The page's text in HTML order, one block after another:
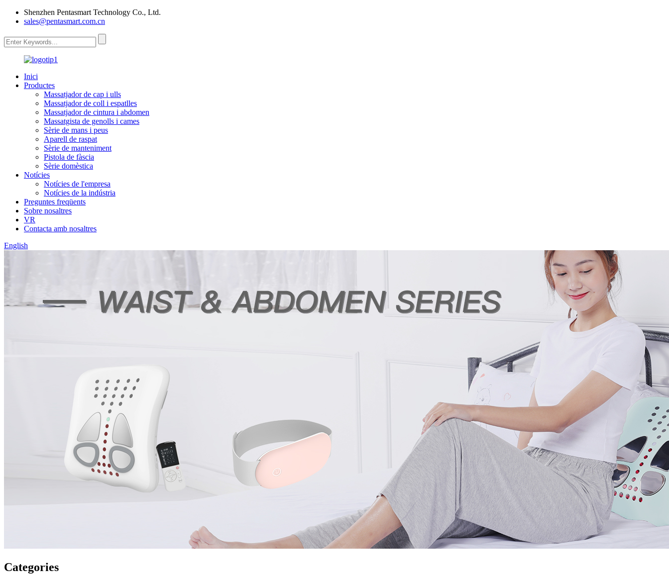
Shenzhen Pentasmart Technology Co., Ltd.
sales@pentasmart.com.cn
Inici
Productes
Massatjador de cap i ulls
Massatjador de coll i espatlles
Massatjador de cintura i abdomen
Massatgista de genolls i cames
Sèrie de mans i peus
Aparell de raspat
Sèrie de manteniment
Pistola de fàscia
Sèrie domèstica
Notícies
Notícies de l'empresa
Notícies de la indústria
Preguntes freqüents
Sobre nosaltres
VR
Contacta amb nosaltres
English
Categories